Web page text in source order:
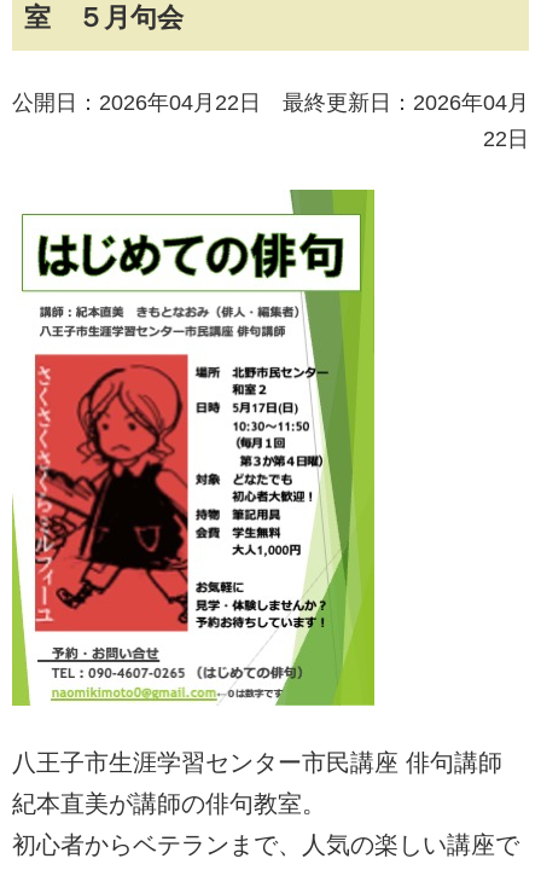
室 ５月句会
公開日：2026年04月22日 最終更新日：2026年04月
22日
八王子市生涯学習センター市民講座 俳句講師
紀本直美が講師の俳句教室。
初心者からベテランまで、人気の楽しい講座で